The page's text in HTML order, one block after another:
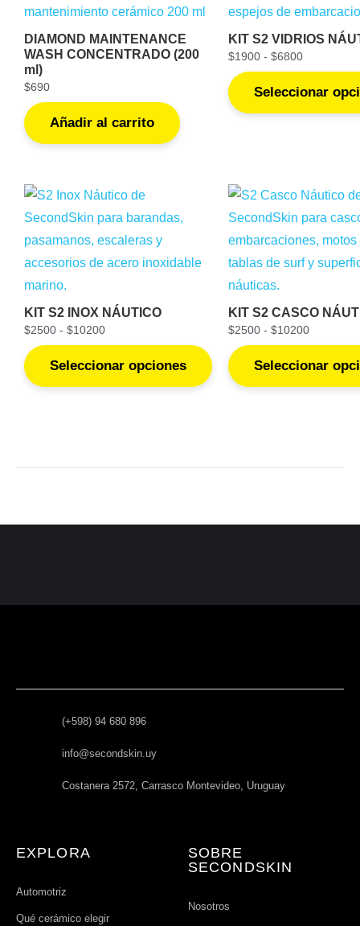
DIAMOND MAINTENANCE
WASH CONCENTRADO (200
ml)
$690
Añadir al carrito
KIT S2 VIDRIOS
$1900 - $6800
Seleccionar
KIT S2 INOX NÁUTICO
$2500 - $10200
Seleccionar opciones
KIT S2 CASCO
$2500 - $10200
Seleccionar
(+598) 94 680 896
info@secondskin.uy
Costanera 2572, Carrasco Montevideo, Uruguay
EXPLORA
Automotriz
Qué cerámico elegir
SOBRE
SECONDSKIN
Nosotros